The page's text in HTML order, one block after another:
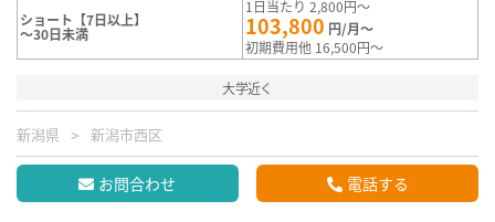
ショート【7日以上】
～30日未満
1日当たり 2,800円～
103,800 円/月～
初期費用他 16,500円～
大学近く
新潟県 新潟市西区
お問合わせ 電話する